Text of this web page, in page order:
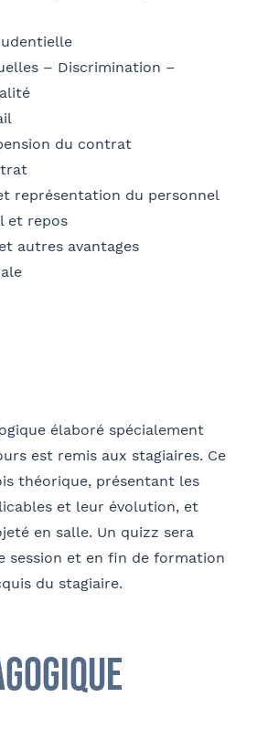
– Discrimination –
du contrat
représentation du personnel
et repos
autres avantages
élaboré spécialement
est remis aux stagiaires. Ce
théorique, présentant les
et leur évolution, et
en salle. Un quizz sera
session et en fin de formation
du stagiaire.
filleul
Avocats à utiliser mes
d'informations juridiques
formations et événements
Je m'inscris
qui vous concernent, que vous pouvez
mail à communication@barthelemy-